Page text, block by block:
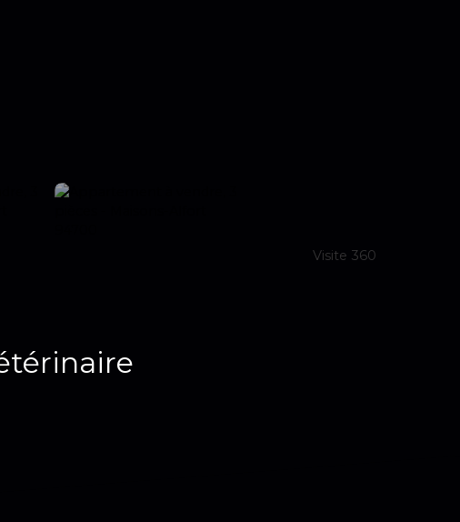
Visite 360